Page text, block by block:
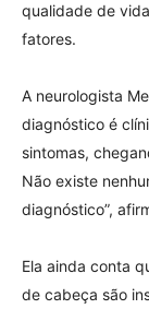
qualidade de
fatores.
A neurologista
diagnóstico é
sintomas,
Não existe
diagnóstico”,
Ela ainda conta
de cabeça são